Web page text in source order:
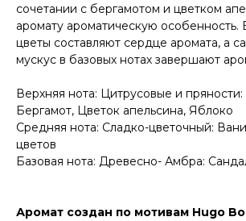
сочетании с бергамотом и цветком
аромату ароматическую особенность.
цветы составляют сердце аромата, а
мускус в базовых нотах завершают
Верхняя нота: Цитрусовые и
Бергамот, Цветок апельсина, Яблоко
Средняя нота: Сладко-цветочный:
цветов
Базовая нота: Древесно- Амбра:
Аромат создан по мотивам Hugo